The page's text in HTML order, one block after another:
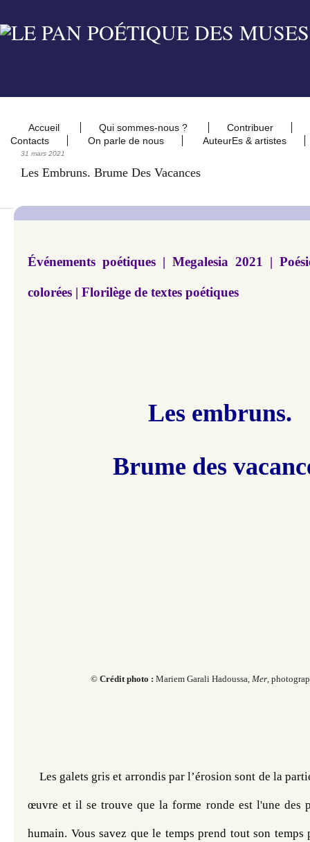
Accueil Qui sommes-nous ?
Contribuer
Contacts
On parle de nous AuteurEs & artistes
31 mars 2021
Les Embruns. Brume Des Vacances
Événements poétiques | Megalesia 2021 |
colorées | Florilège de textes poétiques
Les embruns.
Brume des
©Créditphoto : Mariem Garali Hadoussa, Mer,
Les galets gris et arrondis par l’érosion sont de la
œuvre et il se trouve que la forme ronde est l'une des
humain. Vous savez que le temps prend tout son temps